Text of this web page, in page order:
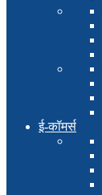
ई-कॉमर्स